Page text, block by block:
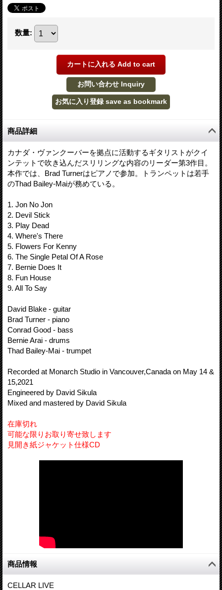
数量:
商品詳細
カナダ・ヴァンクーバーを拠点に活動するギタリストがクイ
ンテットで吹き込んだスリリングな内容のリーダー第3作目。
本作では、Brad Turnerはピアノで参加。トランペットは若手
のThad Bailey-Maiが務めている。
1. Jon No Jon
2. Devil Stick
3. Play Dead
4. Where's There
5. Flowers For Kenny
6. The Single Petal Of A Rose
7. Bernie Does It
8. Fun House
9. All To Say
David Blake - guitar
Brad Turner - piano
Conrad Good - bass
Bernie Arai - drums
Thad Bailey-Mai - trumpet
Recorded at Monarch Studio in Vancouver,Canada on May 14 &
15,2021
Engineered by David Sikula
Mixed and mastered by David Sikula
在庫切れ
可能な限りお取り寄せ致します
見開き紙ジャケット仕様CD
商品情報
CELLAR LIVE